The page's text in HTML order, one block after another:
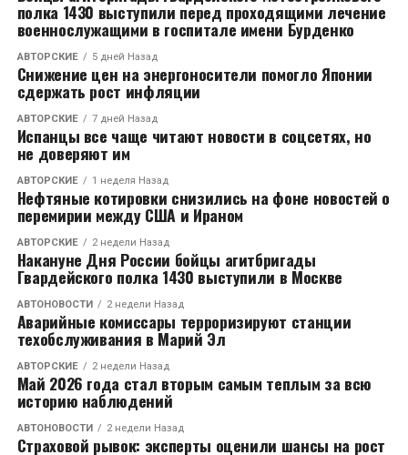
млн. рублей.
На сегодняшний момент Горшков почти полностью
возместил причиненный государству ущерб.
RELATED TOPICS:
CЛЕДУЮЩЕЕ
В Покрове в декоративном пруду утонула 2-летняя
девочка
НЕ ПРОПУСТИТЕ
Под Киржачем насмерть разбились два
парашютиста
полка 1430 выступили перед проходящими лечение
военнослужащими в госпитале имени Бурденко
АВТОРСКИЕ 5 дней Назад
Снижение цен на энергоносители помогло Японии
сдержать рост инфляции
АВТОРСКИЕ 7 дней Назад
Испанцы все чаще читают новости в соцсетях, но
не доверяют им
АВТОРСКИЕ 1 неделя Назад
Нефтяные котировки снизились на фоне новостей о
перемирии между США и Ираном
АВТОРСКИЕ 2 недели Назад
Накануне Дня России бойцы агитбригады
Гвардейского полка 1430 выступили в Москве
АВТОНОВОСТИ 2 недели Назад
Аварийные комиссары терроризируют станции
техобслуживания в Марий Эл
АВТОРСКИЕ 2 недели Назад
Май 2026 года стал вторым самым теплым за всю
историю наблюдений
АВТОНОВОСТИ 2 недели Назад
Страховой рывок: эксперты оценили шансы на рост